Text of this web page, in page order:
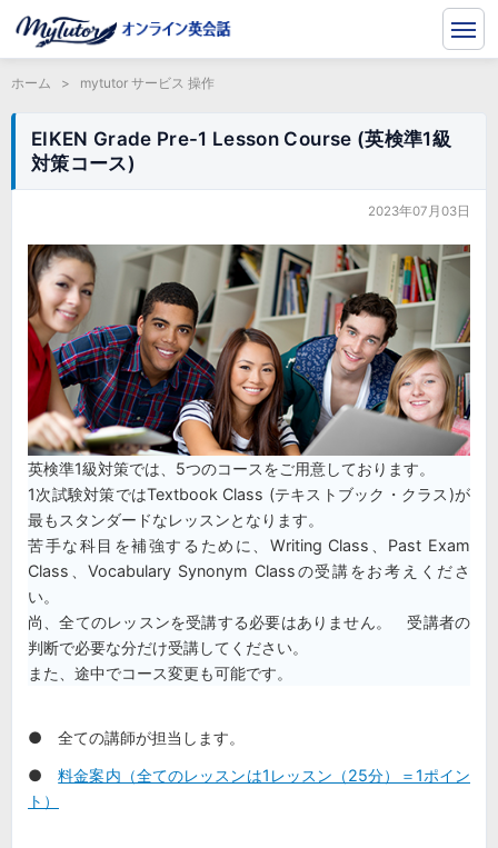
ホーム > mytutor サービス 操作
EIKEN Grade Pre-1 Lesson Course (英検準1級
対策コース)
2023年07月03日
英検準1級対策では、5つのコースをご用意しております。
1次試験対策ではTextbook Class (テキストブック・クラス)が
最もスタンダードなレッスンとなります。
苦手な科目を補強するために、Writing Class、Past Exam
Class、Vocabulary Synonym Classの受講をお考えくださ
い。
尚、全てのレッスンを受講する必要はありません。 受講者の
判断で必要な分だけ受講してください。
また、途中でコース変更も可能です。
● 全ての講師が担当します。
●料金案内（全てのレッスンは1レッスン（25分）＝1ポイン
ト）